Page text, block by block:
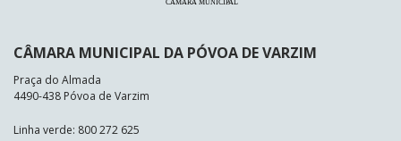
CÂMARA MUNICIPAL DA PÓVOA DE VARZIM
Praça do Almada
4490-438 Póvoa de Varzim
Linha verde: 800 272 625